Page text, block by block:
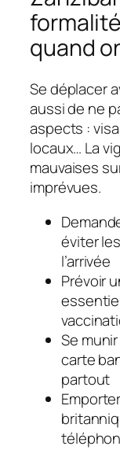
quand
Se déplacer
aussi de ne
aspects :
locaux… La
mauvaises
imprévues.
éviter
l’arrivée
Prévoir
Se
carte
partout